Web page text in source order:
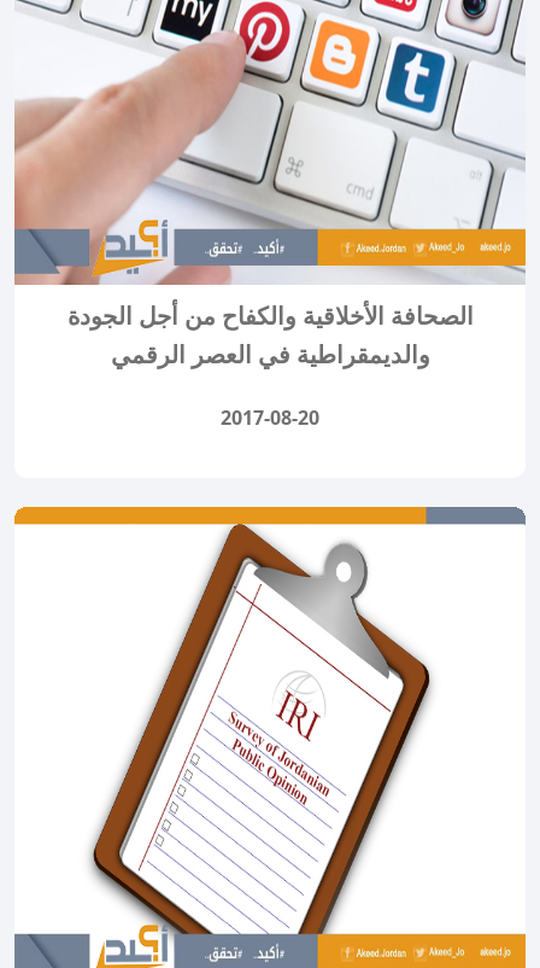
الصحافة الأخلاقية والكفاح من أجل الجودة
والديمقراطية في العصر الرقمي
2017-08-20